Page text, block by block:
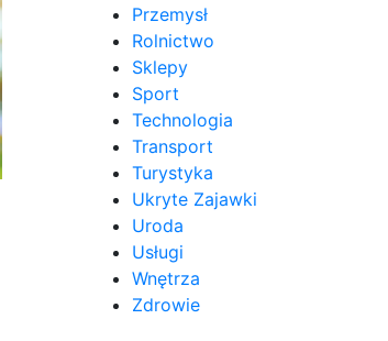
Przemysł
Rolnictwo
Sklepy
Sport
Technologia
Transport
Turystyka
Ukryte Zajawki
Uroda
Usługi
Wnętrza
Zdrowie